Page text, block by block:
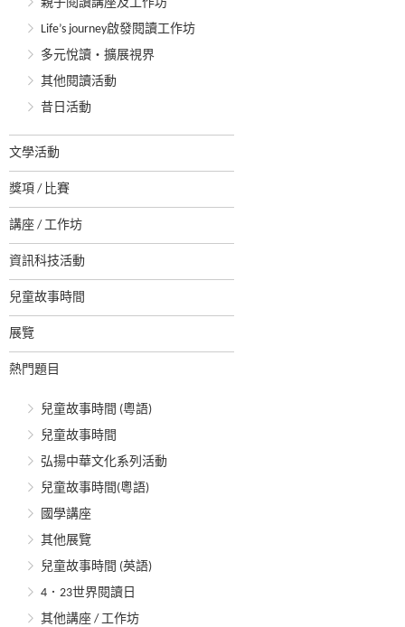
親子閱讀講座及工作坊
Life’s journey啟發閱讀工作坊
多元悅讀‧擴展視界
其他閱讀活動
昔日活動
文學活動
獎項 / 比賽
講座 / 工作坊
資訊科技活動
兒童故事時間
展覽
熱門題目
兒童故事時間 (粵語)
兒童故事時間
弘揚中華文化系列活動
兒童故事時間(粵語)
國學講座
其他展覽
兒童故事時間 (英語)
4．23世界閱讀日
其他講座 / 工作坊